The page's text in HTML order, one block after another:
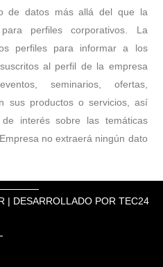
de datos más allá del que la
perfiles corporativos. La
perfiles para informar a los
al perfil de la empresa
seminarios, ofertas,
sus productos o servicios, así
interés sobre las temáticas
no extraerá ningún dato
| DESARROLLADO POR TEC24